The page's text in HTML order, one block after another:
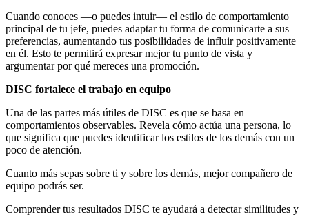
Cuando conoces —o puedes intuir— el estilo de comportamiento
principal de tu jefe, puedes adaptar tu forma de comunicarte a sus
preferencias, aumentando tus posibilidades de influir positivamente
en él. Esto te permitirá expresar mejor tu punto de vista y
argumentar por qué mereces una promoción.
DISC fortalece el trabajo en equipo
Una de las partes más útiles de DISC es que se basa en
comportamientos observables. Revela cómo actúa una persona, lo
que significa que puedes identificar los estilos de los demás con un
poco de atención.
Cuanto más sepas sobre ti y sobre los demás, mejor compañero de
equipo podrás ser.
Comprender tus resultados DISC te ayudará a detectar similitudes y